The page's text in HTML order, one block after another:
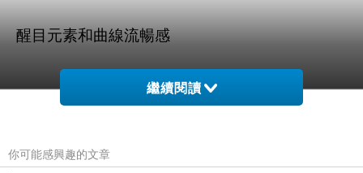
醒目元素和曲線流暢感
採用特級棉材質絕佳舒適
繼續閱讀
你可能感興趣的文章